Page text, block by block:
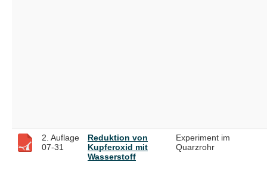
2. Auflage
07-31
Reduktion von
Kupferoxid mit
Wasserstoff
Experiment im
Quarzrohr